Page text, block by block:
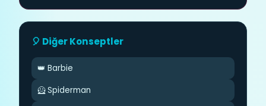
🎈 Diğer Konseptler
👑 Barbie
🦸 Spiderman